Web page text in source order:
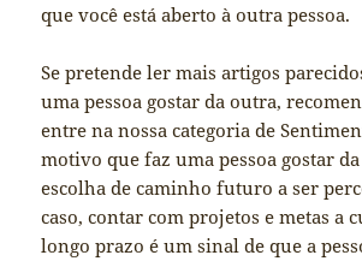
que você está aberto à outra pessoa.
Se pretende ler mais artigos
uma pessoa gostar da outra,
entre na nossa categoria de
motivo que faz uma pessoa gostar
escolha de caminho futuro a ser
caso, contar com projetos e metas a
longo prazo é um sinal de que a